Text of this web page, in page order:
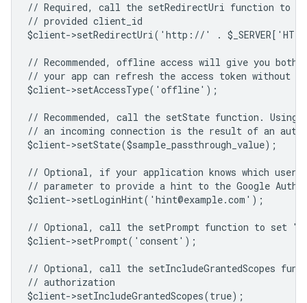
// Required, call the setRedirectUri function to
// provided client_id
$client->setRedirectUri('http://' .
// Recommended, offline access will give you both
// your app can refresh the access token without
$client->setAccessType('offline');
// Recommended, call the setState function.
// an incoming connection is the result of an
$client->setState($sample_passthrough_value);
// Optional, if your application knows which
// parameter to provide a hint to the Google
$client->setLoginHint('hint@example.com');
// Optional, call the setPrompt function to set
$client->setPrompt('consent');
// Optional, call the setIncludeGrantedScopes
// authorization
$client->setIncludeGrantedScopes(true);